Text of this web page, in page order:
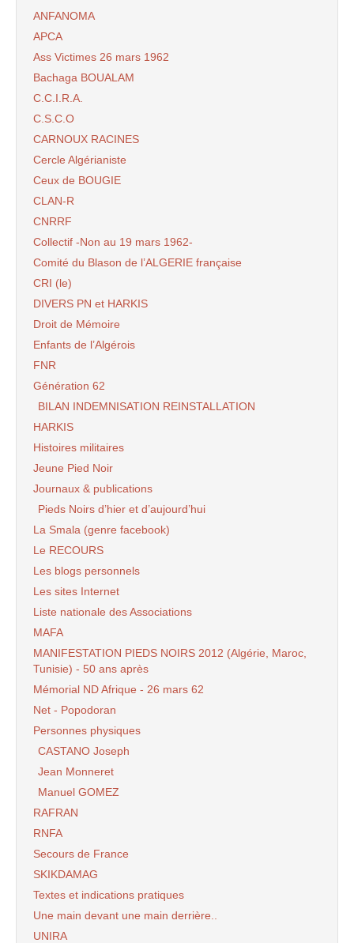
ANFANOMA
APCA
Ass Victimes 26 mars 1962
Bachaga BOUALAM
C.C.I.R.A.
C.S.C.O
CARNOUX RACINES
Cercle Algérianiste
Ceux de BOUGIE
CLAN-R
CNRRF
Collectif -Non au 19 mars 1962-
Comité du Blason de l’ALGERIE française
CRI (le)
DIVERS PN et HARKIS
Droit de Mémoire
Enfants de l’Algérois
FNR
Génération 62
BILAN INDEMNISATION REINSTALLATION
HARKIS
Histoires militaires
Jeune Pied Noir
Journaux & publications
Pieds Noirs d’hier et d’aujourd’hui
La Smala (genre facebook)
Le RECOURS
Les blogs personnels
Les sites Internet
Liste nationale des Associations
MAFA
MANIFESTATION PIEDS NOIRS 2012 (Algérie, Maroc,
Tunisie) - 50 ans après
Mémorial ND Afrique - 26 mars 62
Net - Popodoran
Personnes physiques
CASTANO Joseph
Jean Monneret
Manuel GOMEZ
RAFRAN
RNFA
Secours de France
SKIKDAMAG
Textes et indications pratiques
Une main devant une main derrière..
UNIRA